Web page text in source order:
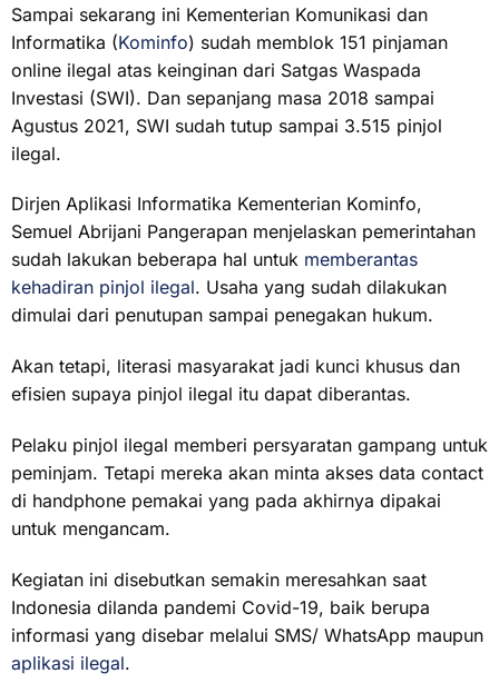
Sampai sekarang ini Kementerian Komunikasi dan
Informatika (Kominfo) sudah memblok 151 pinjaman
online ilegal atas keinginan dari Satgas Waspada
Investasi (SWI). Dan sepanjang masa 2018 sampai
Agustus 2021, SWI sudah tutup sampai 3.515 pinjol
ilegal.
Dirjen Aplikasi Informatika Kementerian Kominfo,
Semuel Abrijani Pangerapan menjelaskan pemerintahan
sudah lakukan beberapa hal untuk memberantas
kehadiran pinjol ilegal. Usaha yang sudah dilakukan
dimulai dari penutupan sampai penegakan hukum.
Akan tetapi, literasi masyarakat jadi kunci khusus dan
efisien supaya pinjol ilegal itu dapat diberantas.
Pelaku pinjol ilegal memberi persyaratan gampang untuk
peminjam. Tetapi mereka akan minta akses data contact
di handphone pemakai yang pada akhirnya dipakai
untuk mengancam.
Kegiatan ini disebutkan semakin meresahkan saat
Indonesia dilanda pandemi Covid-19, baik berupa
informasi yang disebar melalui SMS/ WhatsApp maupun
aplikasi ilegal.